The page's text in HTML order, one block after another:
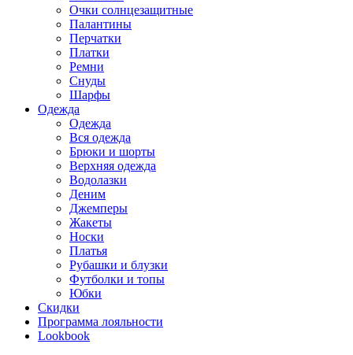
Очки солнцезащитные
Палантины
Перчатки
Платки
Ремни
Снуды
Шарфы
Одежда
Одежда
Вся одежда
Брюки и шорты
Верхняя одежда
Водолазки
Деним
Джемперы
Жакеты
Носки
Платья
Рубашки и блузки
Футболки и топы
Юбки
Скидки
Программа лояльности
Lookbook